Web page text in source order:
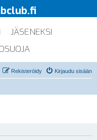
JÄSENEKSI
Kirjaudu sisään
Rekisteröidy